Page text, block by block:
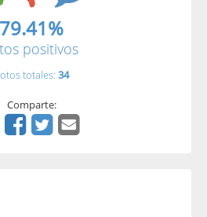
79.41%
positivos
totales: 34
Comparte: